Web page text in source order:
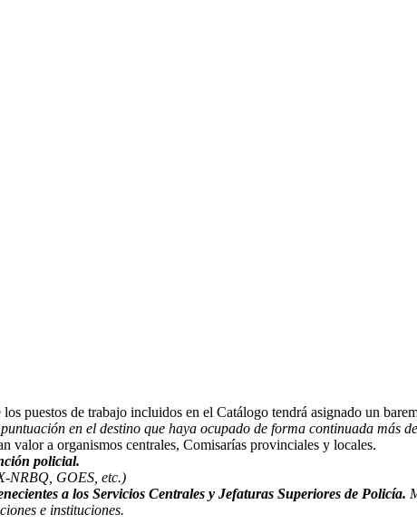
puestos de trabajo incluidos en el Catálogo tendrá asignado un
en el destino que haya ocupado de forma continuada más
valor a organismos centrales, Comisarías provinciales y locales.
policial.
NRBQ, GOES, etc.)
a los Servicios Centrales y Jefaturas Superiores de Policía.
e instituciones.